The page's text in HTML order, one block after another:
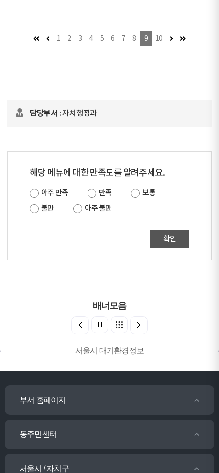
첫 페이지이전 페이지 (이동불가)
1 2 3 4 5 6 7 8 9 10 다음 페이지마지막 페이
담당부서 : 자치행정과
해당 메뉴에 대한 만족도를 알려주세요.
아주 만족 만족
보통
불만
아주 불만
확인
배너모음
서울시 대기환경정보
부서 홈페이지
동주민센터
서울시 / 자치구